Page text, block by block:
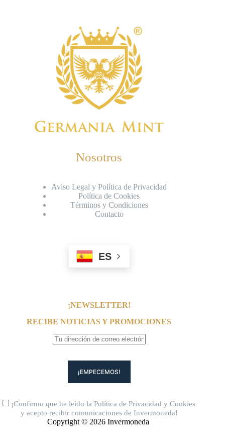
Nosotros
Aviso Legal y Política de Privacidad
Política de Cookies
Términos y Condiciones
Contacto
ES
¡NEWSLETTER!
RECIBE NOTICIAS Y PROMOCIONES
¡Confirmo que he leído laPolítica de Privacidad yCookies
y acepto recibir comunicaciones de Invermoneda!
Copyright © 2026 Invermoneda